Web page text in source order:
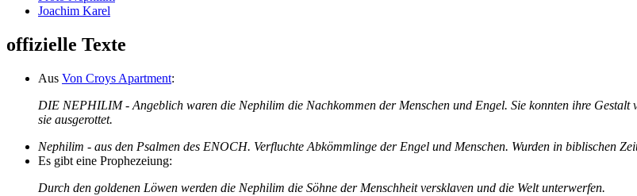
Joachim Karel
offizielle Texte
Aus Von Croys Apartment:
DIE NEPHILIM - Angeblich waren die Nephilim die Nachkommen der Menschen und Engel. Sie konnten ihre
sie ausgerottet.
Nephilim - aus den Psalmen des ENOCH. Verfluchte Abkömmlinge der Engel und Menschen. Wurden in biblischen
Es gibt eine Prophezeiung:
Durch den goldenen Löwen werden die Nephilim die Söhne der Menschheit versklaven und die Welt unterwerfen.